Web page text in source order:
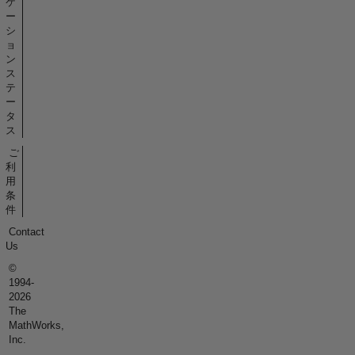
ー
シ
ョ
ン
ス
テ
ー
タ
ス
ご
利
用
条
件
Contact
Us
©
1994-
2026
The
MathWorks,
Inc.